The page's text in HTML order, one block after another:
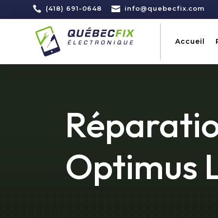
 (418) 691-0648  info@quebecfix.com
Accueil
Optimus